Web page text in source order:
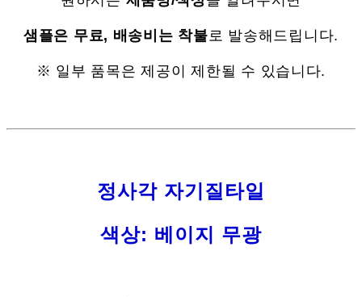
샘플은 무료, 배송비는 착불로 발송해드립니다.
※ 일부 품목은 제공이 제한될 수 있습니다.
정사각 자기질타일
색상: 베이지 무광